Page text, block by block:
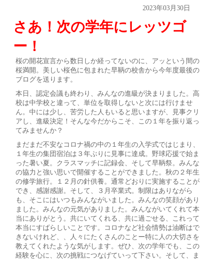
2023年03月30日
さあ！次の学年にレッツゴ
ー！
桜の開花宣言から数日しか経ってないのに、アッという間の
桜満開。美しい桜色に包まれた早鞆の校舎から今年度最後の
ブログを送ります。
本日、認定会議も終わり、みんなの進級が決まりました。高
校は中学校と違って、単位を取得しないと次には行けませ
ん。中には少し、苦労した人もいると思いますが、見事クリ
アし、進級決定！そんな今だからこそ、この１年を振り返っ
てみませんか？
まだまだ不安なコロナ禍の中の１年生の入学式ではじまり、
１年生の集団宿泊は３年ぶりに見事に達成。野球応援で始ま
った暑い夏。クラスマッチに記録会、そして早鞆祭。みんな
の協力と強い思いで開催することができました。秋の２年生
の修学旅行。１２月の針供養。通常どおりに実施することが
でき、感謝感謝。そして、３月卒業式。制限はありながら
も、そこにはいつもみんながいました。みんなの笑顔があり
ました。みんなの元気がありました。みんながいてくれて本
当にありがとう。共にいてくれる、共に過ごせる、これって
本当にすばらしいことです。コロナなど社会情勢は油断はで
きないけれど、、人々にたくさんのことー特に人の大切さを
教えてくれたような気がします。ぜひ、次の学年でも、この
経験を心に、次の挑戦につなげていって下さい。そして、ま